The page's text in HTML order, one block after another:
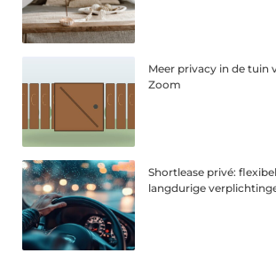
Meer privacy in de tuin
Zoom
Shortlease privé:
langdurige